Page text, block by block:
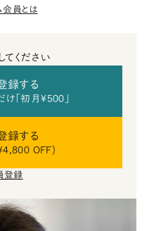
会員とは
てください
録する
「初月¥500」
録する
OFF)
登録